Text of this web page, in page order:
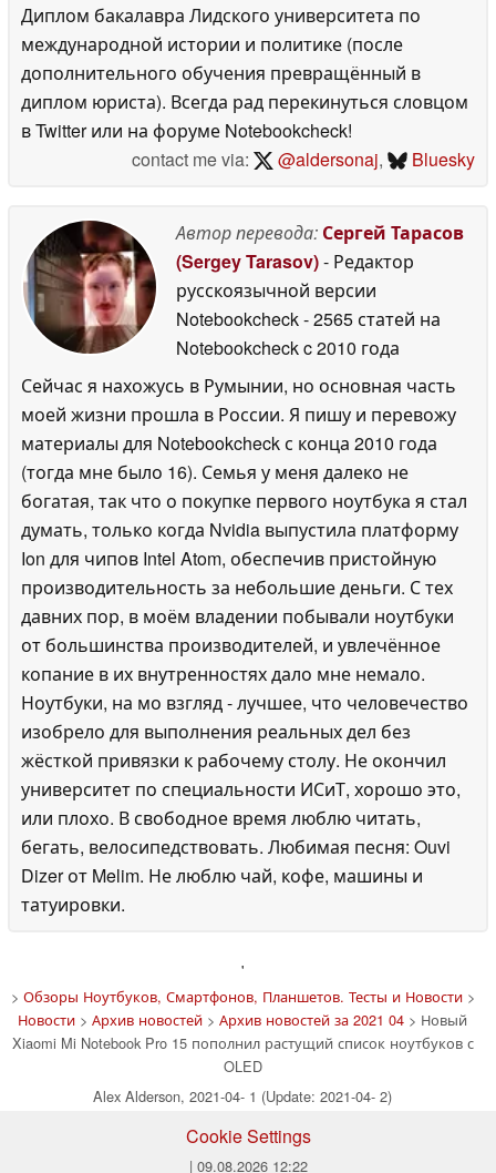
Диплом бакалавра Лидского университета по
международной истории и политике (после
дополнительного обучения превращённый в
диплом юриста). Всегда рад перекинуться словцом
в Twitter или на форуме Notebookcheck!
contact me via:
@aldersonaj, Bluesky
Автор перевода: Сергей Тарасов
(Sergey Tarasov)- Редактор
русскоязычной версии
Notebookcheck- 2565 статей на
Notebookcheckc 2010 года
Сейчас я нахожусь в Румынии, но основная часть
моей жизни прошла в России. Я пишу и перевожу
материалы для Notebookcheck с конца 2010 года
(тогда мне было 16). Семья у меня далеко не
богатая, так что о покупке первого ноутбука я стал
думать, только когда Nvidia выпустила платформу
Ion для чипов Intel Atom, обеспечив пристойную
производительность за небольшие деньги. С тех
давних пор, в моём владении побывали ноутбуки
от большинства производителей, и увлечённое
копание в их внутренностях дало мне немало.
Ноутбуки, на мо взгляд - лучшее, что человечество
изобрело для выполнения реальных дел без
жёсткой привязки к рабочему столу. Не окончил
университет по специальности ИСиТ, хорошо это,
или плохо. В свободное время люблю читать,
бегать, велосипедствовать. Любимая песня: Ouvi
Dizer от Melim. Не люблю чай, кофе, машины и
татуировки.
'
> Обзоры Ноутбуков, Смартфонов, Планшетов. Тесты и Новости>
Новости > Архив новостей > Архив новостей за 2021 04 > Новый
Xiaomi Mi Notebook Pro 15 пополнил растущий список ноутбуков с
OLED
Alex Alderson, 2021-04- 1 (Update: 2021-04- 2)
Cookie Settings
| 09.08.2026 12:22